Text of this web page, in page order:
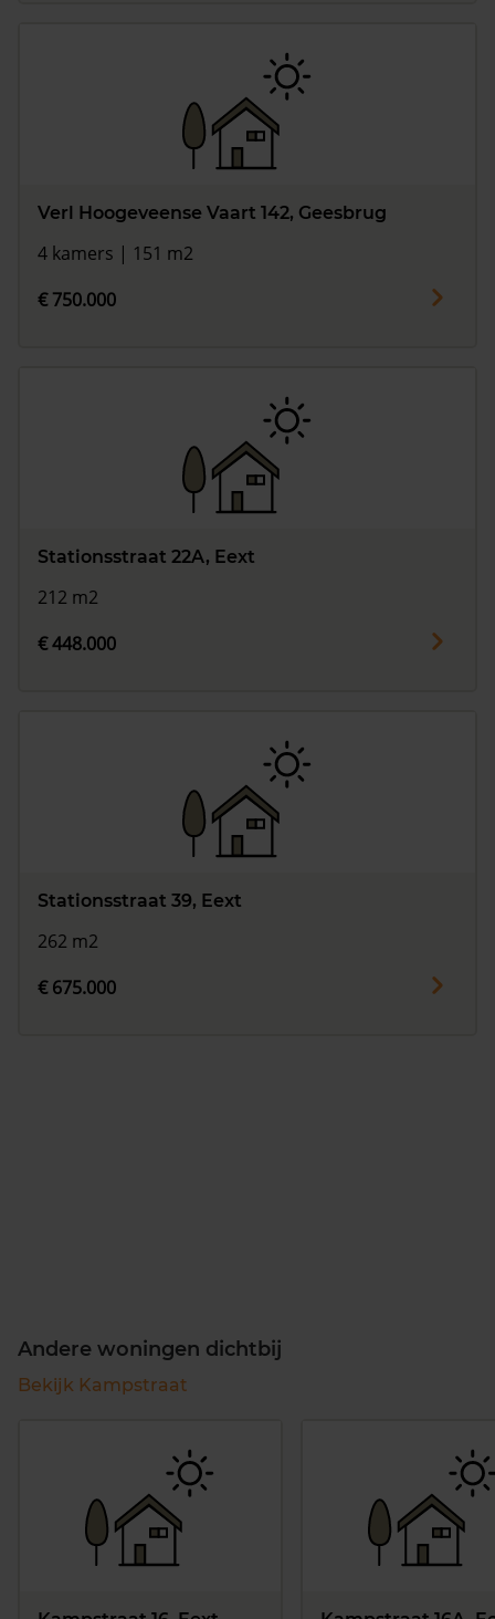
Verl Hoogeveense Vaart 142, Geesbrug
4 kamers | 151 m2
€ 750.000
Stationsstraat 22A, Eext
212 m2
€ 448.000
Stationsstraat 39, Eext
262 m2
€ 675.000
Andere woningen dichtbij
Bekijk Kampstraat